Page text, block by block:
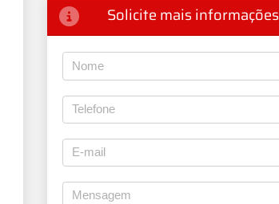
Solicite mais informações